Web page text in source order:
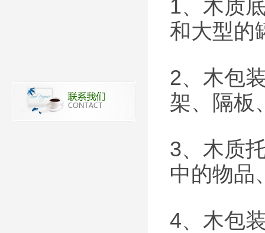
1、木质
和大型的
2、木包
架、隔板
3、木质
中的物品
4、木包